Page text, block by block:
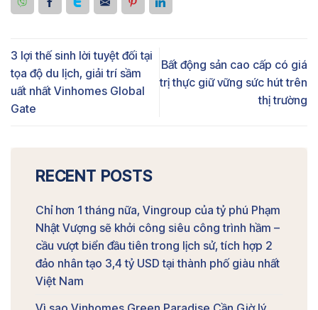
3 lợi thế sinh lời tuyệt đối tại
tọa độ du lịch, giải trí sầm
uất nhất Vinhomes Global
Gate
Bất động sản cao cấp có giá
trị thực giữ vững sức hút trên
thị trường
RECENT POSTS
Chỉ hơn 1 tháng nữa, Vingroup của tỷ phú Phạm
Nhật Vượng sẽ khởi công siêu công trình hầm –
cầu vượt biển đầu tiên trong lịch sử, tích hợp 2
đảo nhân tạo 3,4 tỷ USD tại thành phố giàu nhất
Việt Nam